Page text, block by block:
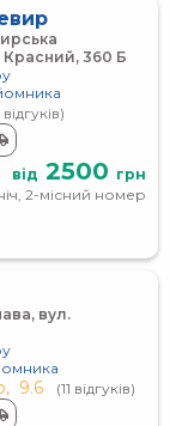
360 Б
від 2500 грн
2-місний номер
вул.
9.6 (11 відгуків)